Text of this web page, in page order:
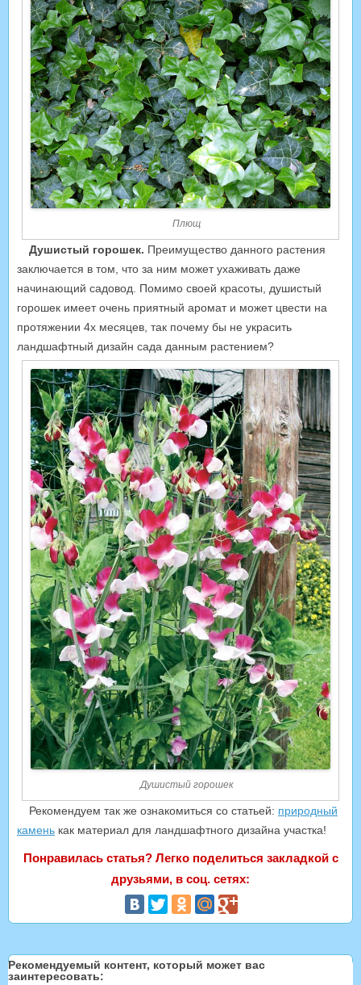
Плющ
Душистый горошек. Преимущество данного растения
заключается в том, что за ним может ухаживать даже
начинающий садовод. Помимо своей красоты, душистый
горошек имеет очень приятный аромат и может цвести на
протяжении 4х месяцев, так почему бы не украсить
ландшафтный дизайн сада данным растением?
Душистый горошек
Рекомендуем так же ознакомиться со статьей: природный
камень как материал для ландшафтного дизайна участка!
Понравилась статья? Легко поделиться закладкой с
друзьями, в соц. сетях:
Рекомендуемый контент, который может вас
заинтересовать: